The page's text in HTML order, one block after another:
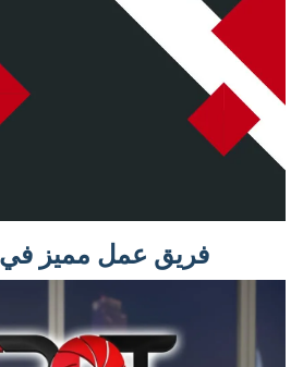
فريق عمل مميز